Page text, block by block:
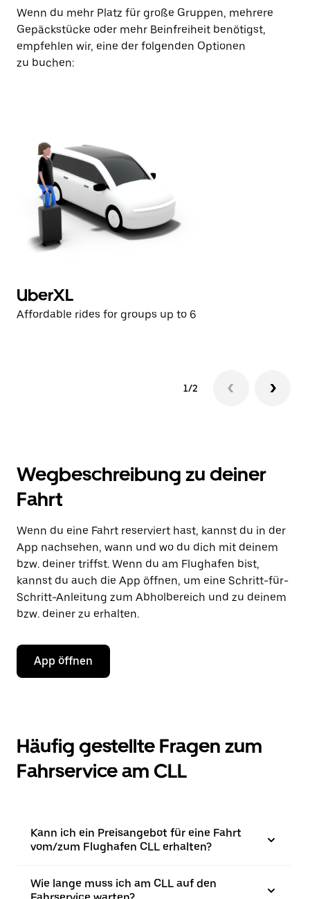
Wenn du mehr Platz für große Gruppen, mehrere
Gepäckstücke oder mehr Beinfreiheit benötigst,
empfehlen wir, eine der folgenden Optionen
zu buchen:
UberXL
Affordable rides for groups up to 6
1/2
Wegbeschreibung zu deiner
Fahrt
Wenn du eine Fahrt reserviert hast, kannst du in der
App nachsehen, wann und wo du dich mit deinem
bzw. deiner triffst. Wenn du am Flughafen bist,
kannst du auch die App öffnen, um eine Schritt-für-
Schritt-Anleitung zum Abholbereich und zu deinem
bzw. deiner zu erhalten.
App öffnen
Häufig gestellte Fragen zum
Fahrservice am CLL
Kann ich ein Preisangebot für eine Fahrt
vom/zum Flughafen CLL erhalten?
Wie lange muss ich am CLL auf den